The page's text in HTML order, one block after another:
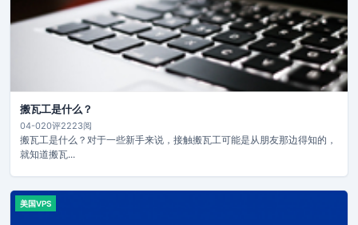
搬瓦工是什么？
04-020评2223阅
搬瓦工是什么？对于一些新手来说，接触搬瓦工可能是从朋友那边得知的，
就知道搬瓦...
美国VPS